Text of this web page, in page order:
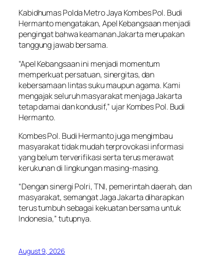
Kabidhumas Polda Metro Jaya Kombes Pol. Budi
Hermanto mengatakan, Apel Kebangsaan menjadi
pengingat bahwa keamanan Jakarta merupakan
tanggung jawab bersama.
“Apel Kebangsaan ini menjadi momentum
memperkuat persatuan, sinergitas, dan
kebersamaan lintas suku maupun agama. Kami
mengajak seluruh masyarakat menjaga Jakarta
tetap damai dan kondusif,” ujar Kombes Pol. Budi
Hermanto.
Kombes Pol. Budi Hermanto juga mengimbau
masyarakat tidak mudah terprovokasi informasi
yang belum terverifikasi serta terus merawat
kerukunan di lingkungan masing-masing.
“Dengan sinergi Polri, TNI, pemerintah daerah, dan
masyarakat, semangat Jaga Jakarta diharapkan
terus tumbuh sebagai kekuatan bersama untuk
Indonesia,” tutupnya.
August 9, 2026